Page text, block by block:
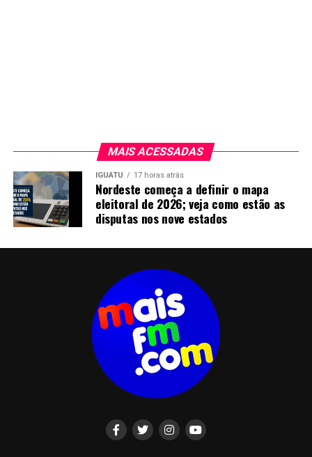
MAIS ACESSADAS
IGUATU 17 horas atrás
Nordeste começa a definir o mapa
eleitoral de 2026; veja como estão as
disputas nos nove estados